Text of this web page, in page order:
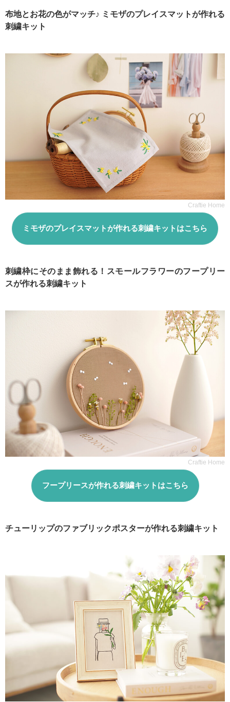
布地とお花の色がマッチ♪ ミモザのプレイスマットが作れる
刺繍キット
Craftie Home
ミモザのプレイスマットが作れる刺繍キットはこちら
刺繍枠にそのまま飾れる！スモールフラワーのフープリー
スが作れる刺繍キット
Craftie Home
フープリースが作れる刺繍キットはこちら
チューリップのファブリックポスターが作れる刺繍キット